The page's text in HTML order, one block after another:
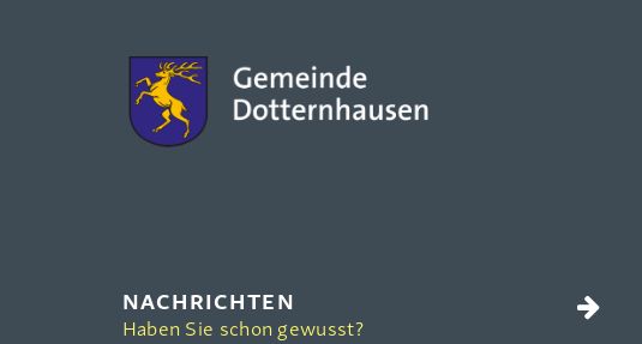
NACHRICHTEN
Haben Sie schon gewusst?